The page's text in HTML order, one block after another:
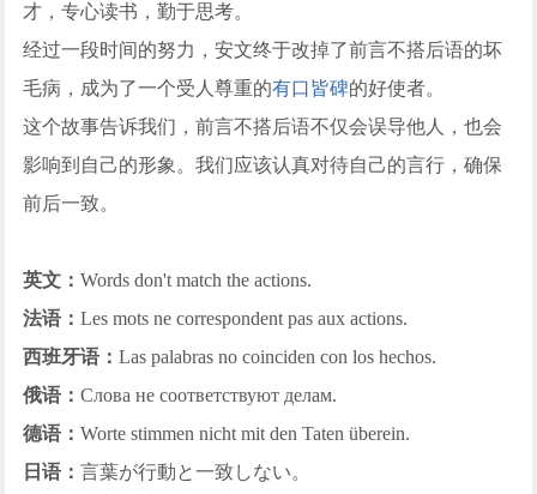
才，专心读书，勤于思考。
经过一段时间的努力，安文终于改掉了前言不搭后语的坏
毛病，成为了一个受人尊重的有口皆碑的好使者。
这个故事告诉我们，前言不搭后语不仅会误导他人，也会
影响到自己的形象。我们应该认真对待自己的言行，确保
前后一致。
英文：Words don't match the actions.
法语：Les mots ne correspondent pas aux actions.
西班牙语：Las palabras no coinciden con los hechos.
俄语：Слова не соответствуют делам.
德语：Worte stimmen nicht mit den Taten überein.
日语：言葉が行動と一致しない。